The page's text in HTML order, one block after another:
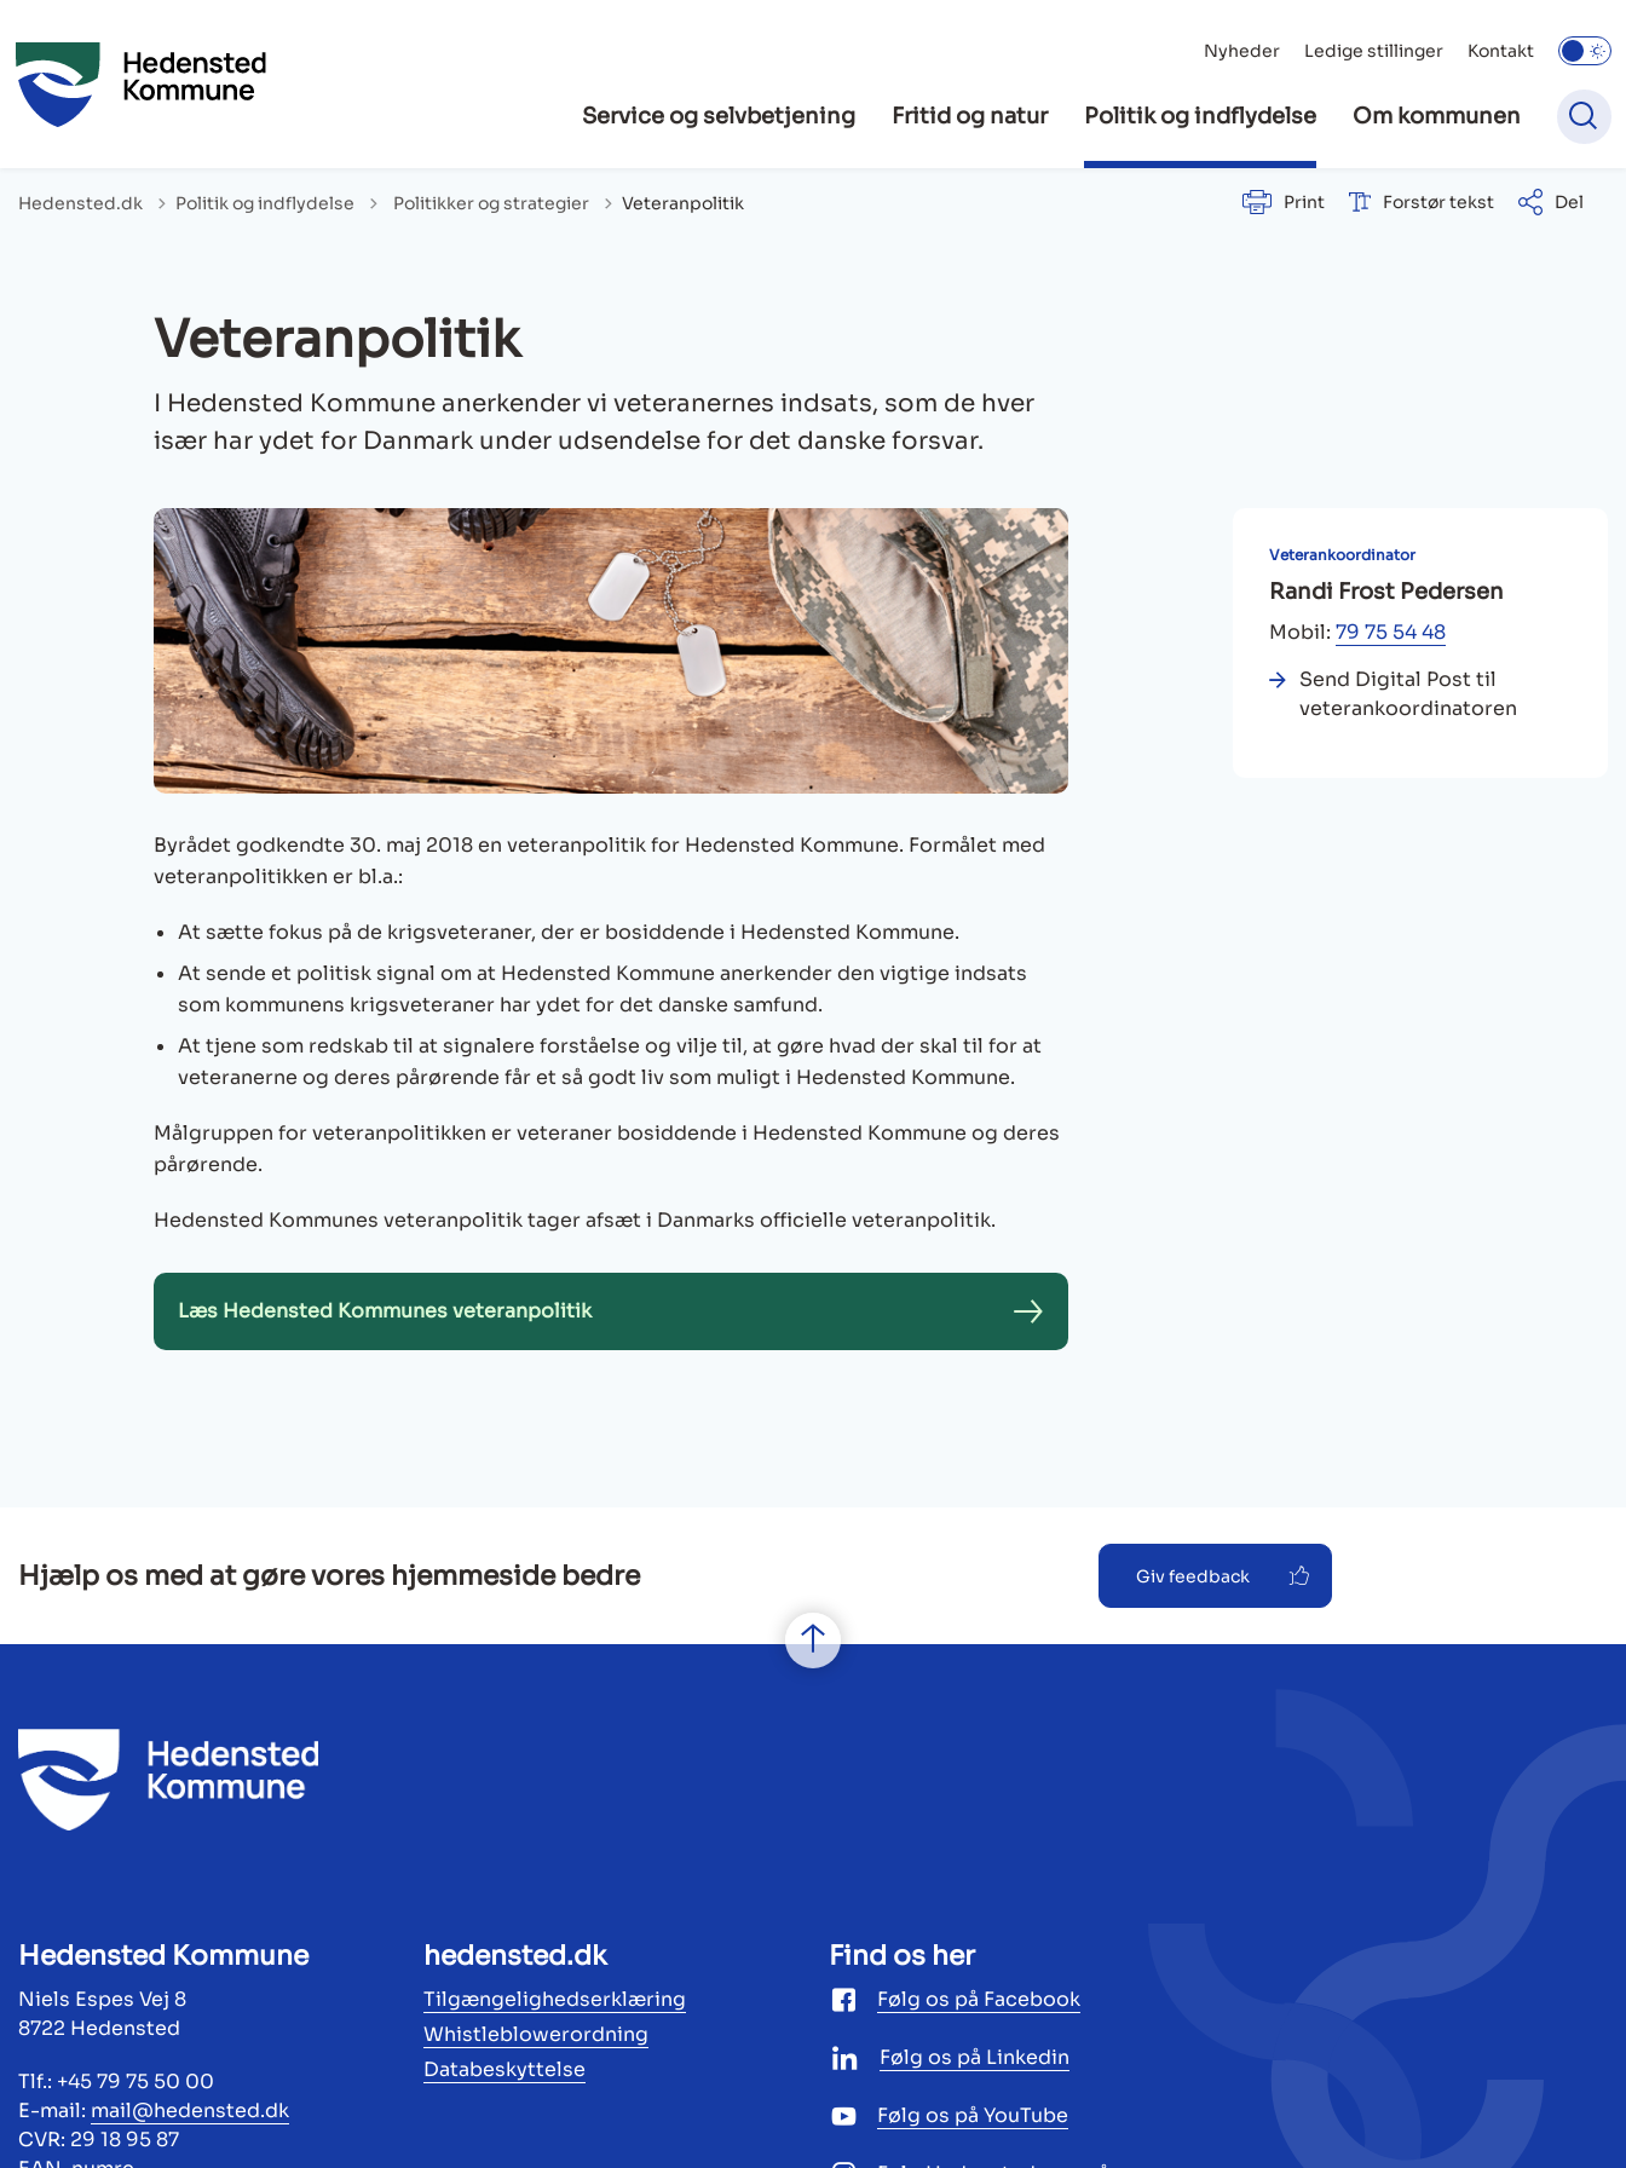
Nyheder Ledige stillinger Kontakt
Service og selvbetjening Fritid og natur Politik og indflydelse Om kommunen
Hedensted.dk Politik og indflydelse Tilbage til
Politikker og strategier Veteranpolitik Print Forstør tekst Del
Veteranpolitik
I Hedensted Kommune anerkender vi veteranernes indsats, som de hver
især har ydet for Danmark under udsendelse for det danske forsvar.
Byrådet godkendte 30. maj 2018 en veteranpolitik for Hedensted Kommune. Formålet med
veteranpolitikken er bl.a.:
At sætte fokus på de krigsveteraner, der er bosiddende i Hedensted Kommune.
At sende et politisk signal om at Hedensted Kommune anerkender den vigtige indsats
som kommunens krigsveteraner har ydet for det danske samfund.
At tjene som redskab til at signalere forståelse og vilje til, at gøre hvad der skal til for at
veteranerne og deres pårørende får et så godt liv som muligt i Hedensted Kommune.
Målgruppen for veteranpolitikken er veteraner bosiddende i Hedensted Kommune og deres
pårørende.
Hedensted Kommunes veteranpolitik tager afsæt i Danmarks officielle veteranpolitik.
Læs Hedensted Kommunes veteranpolitik
Veterankoordinator
Randi Frost Pedersen
Mobil:79 75 54 48
Send Digital Post til
veterankoordinatoren
Hjælp os med at gøre vores hjemmeside bedre Giv feedback
Hedensted Kommune
Niels Espes Vej 8
8722 Hedensted
Tlf.: +45 79 75 50 00
E-mail: mail@hedensted.dk
CVR: 29 18 95 87
hedensted.dk
Tilgængelighedserklæring
Whistleblowerordning
Databeskyttelse
Find os her
Følg os på Facebook
Følg os på Linkedin
Følg os på YouTube